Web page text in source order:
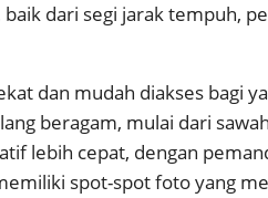
dari segi jarak tempuh,
dan mudah diakses bagi
beragam, mulai dari
lebih cepat, dengan
spot-spot foto yang